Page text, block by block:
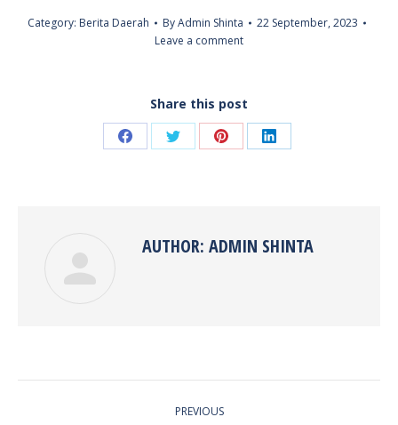
Category: Berita Daerah ByAdmin Shinta
22 September, 2023
Leave a comment
Share this post
Share Share Share Share
AUTHOR: ADMIN SHINTA
PREVIOUS